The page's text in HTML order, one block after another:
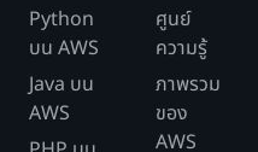
Python
บน AWS
Java บน
AWS
ศูนย์
ความรู้
ภาพรวม
ของ
AWS